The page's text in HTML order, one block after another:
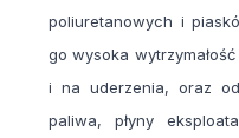
poliuretanowych i
go wysoka
i na uderzenia, oraz
paliwa, płyny